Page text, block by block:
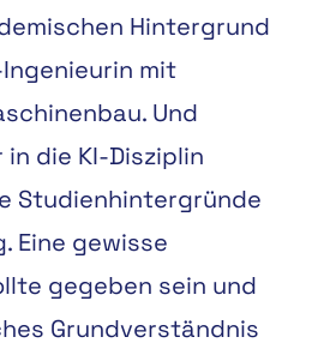
Hintergrund
mit
Und
die KI-Disziplin
Studienhintergründe
Eine gewisse
gegeben sein und
Grundverständnis